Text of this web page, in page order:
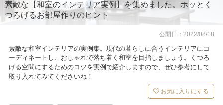
素敵な【和室のインテリア実例】を集めました。ホッとく
つろげるお部屋作りのヒント
公開日：2022/08/18
素敵な和室インテリアの実例集。現代の暮らしに合うインテリアにコ
ーディネートし、おしゃれで落ち着く和室を目指しましょう。くつろ
げる空間にするためのコツを実例で紹介しますので、ぜひ参考にして
取り入れてみてくださいね！
お気に入りにする